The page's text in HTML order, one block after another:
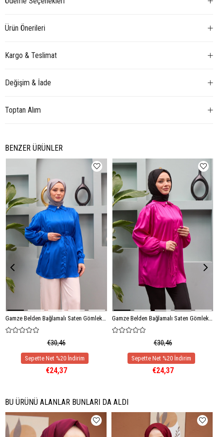
Ürün Önerileri
Kargo & Teslimat
Değişim & İade
Toptan Alım
BENZER ÜRÜNLER
€30,46
€24,37
€30,46
€24,37
BU ÜRÜNÜ ALANLAR BUNLARI DA ALDI